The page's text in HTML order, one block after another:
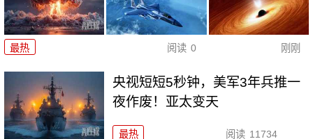
最热 阅读 0 刚刚
央视短短5秒钟，美军3年兵推一
夜作废！亚太变天
最热 阅读 11734